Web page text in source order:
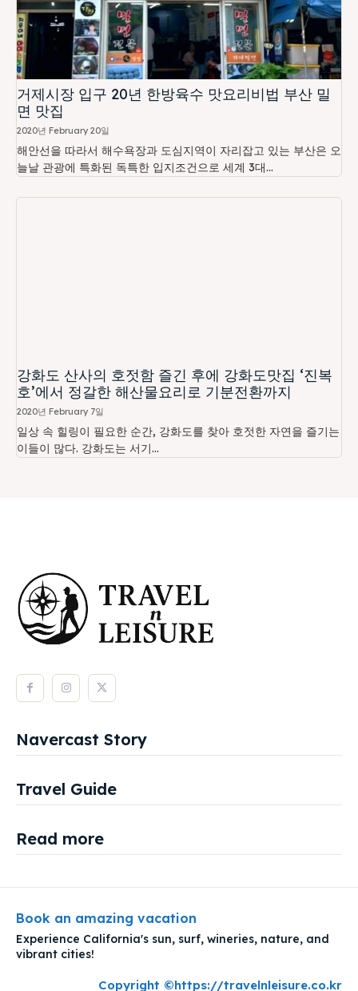
거제시장 입구 20년 한방육수 맛요리비법 부산 밀
면 맛집
2020년 February 20일
해안선을 따라서 해수욕장과 도심지역이 자리잡고 있는 부산은 오
늘날 관광에 특화된 독특한 입지조건으로 세계 3대...
강화도 산사의 호젓함 즐긴 후에 강화도맛집 ‘진복
호’에서 정갈한 해산물요리로 기분전환까지
2020년 February 7일
일상 속 힐링이 필요한 순간, 강화도를 찾아 호젓한 자연을 즐기는
이들이 많다. 강화도는 서기...
Navercast Story
Travel Guide
Read more
Book an amazing vacation
Experience California's sun, surf, wineries, nature, and
vibrant cities!
Copyright ©https://travelnleisure.co.kr